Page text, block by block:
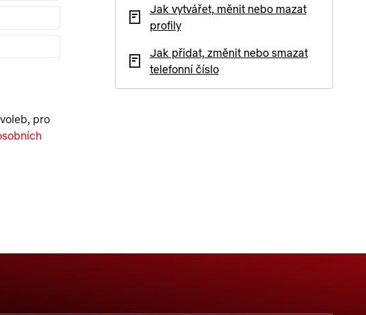
pro
Jak vytvářet, měnit nebo mazat
profily
Jak přidat, změnit nebo smazat
telefonní číslo